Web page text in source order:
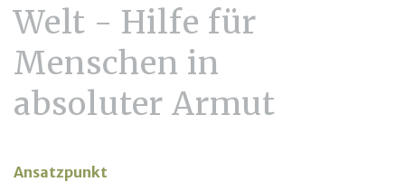
Welt - Hilfe für
Menschen in
absoluter Armut
Ansatzpunkt